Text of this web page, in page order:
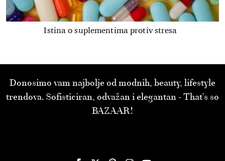
Istina o suplementima protiv stresa
Donosimo vam najbolje od modnih, beauty, lifestyle
trendova. Sofisticiran, odvažan i elegantan - That’s so
BAZAAR!